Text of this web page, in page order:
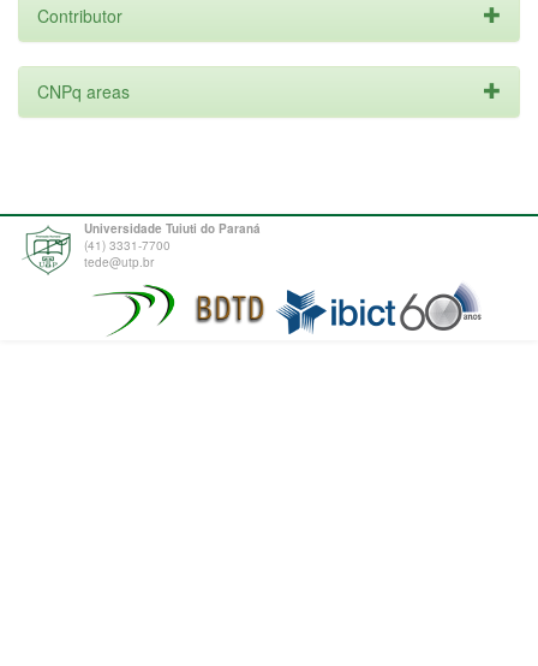
Contributor
CNPq areas
Universidade Tuiuti do Paraná
(41) 3331-7700
tede@utp.br